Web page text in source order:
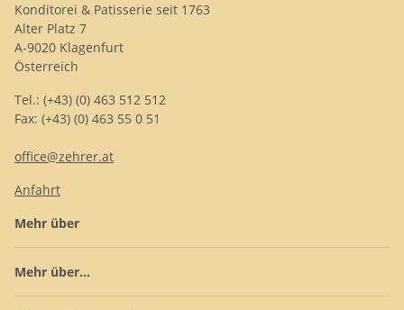
Konditorei & Patisserie seit 1763
Alter Platz 7
A-9020 Klagenfurt
Österreich
Tel.: (+43) (0) 463 512 512
Fax: (+43) (0) 463 55 0 51
office@zehrer.at
Anfahrt
Mehr über
Mehr über...